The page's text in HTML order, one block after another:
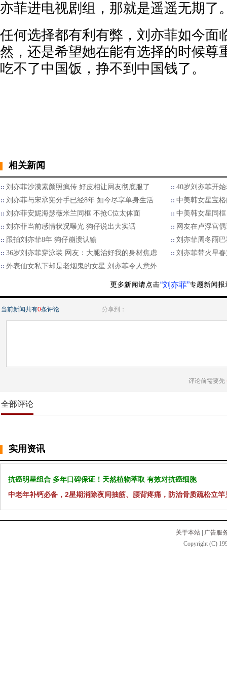
亦菲进电视剧组，那就是遥遥无期了
任何选择都有利有弊，刘亦菲如今面
然，还是希望她在能有选择的时候尊
吃不了中国饭，挣不到中国钱了。
相关新闻
刘亦菲沙漠素颜照疯传 好皮相让网友彻底服了
40岁刘亦菲开
刘亦菲与宋承宪分手已经8年 如今尽享单身生活
中美韩女星宝
刘亦菲安妮海瑟薇米兰同框 不抢C位太体面
中美韩女星同
刘亦菲当前感情状况曝光 狗仔说出大实话
网友在卢浮宫
跟拍刘亦菲8年 狗仔崩溃认输
刘亦菲周冬雨
36岁刘亦菲穿泳装 网友：大腿治好我的身材焦虑
刘亦菲带火早
外表仙女私下却是老烟鬼的女星 刘亦菲令人意外
“刘亦菲”
当前新闻共有0条评论 分享到：
评论前需要先
全部评论
实用资讯
抗癌明星组合 多年口碑保证！天然植物萃取 有效对抗癌细胞
中老年补钙必备，2星期消除夜间抽筋、腰背疼痛，防治骨质疏松立竿
关于本站
广告服
Copyright (C)